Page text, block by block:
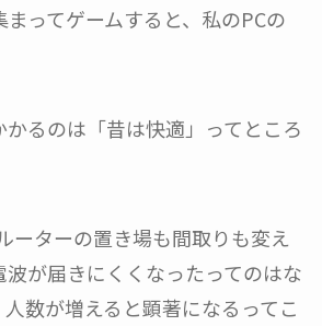
まってゲームすると、私のPCの
かるのは「昔は快適」ってところ
ーターの置き場も間取りも変え
が届きにくくなったってのはな
数が増えると顕著になるってこ